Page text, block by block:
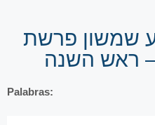
שמשון פרשת
– ראש השנה
Palabras: